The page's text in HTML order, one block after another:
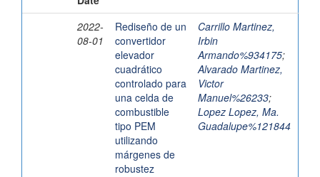
2022-
08-01
Rediseño de un
convertidor
elevador
cuadrático
controlado para
una celda de
combustible
tipo PEM
utilizando
márgenes de
robustez
Carrillo Martinez,
Irbin
Armando%934175;
Alvarado Martinez,
Victor
Manuel%26233;
Lopez Lopez, Ma.
Guadalupe%121844